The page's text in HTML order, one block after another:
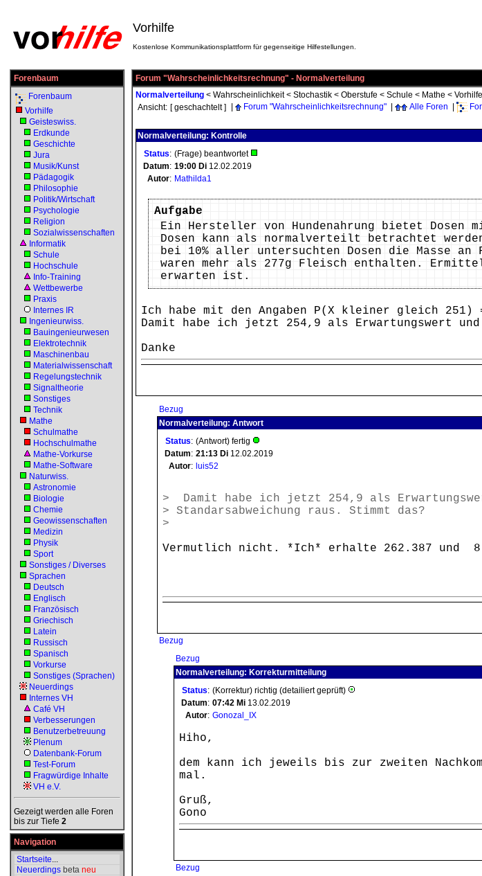
Vorhilfe
Kostenlose Kommunikationsplattform für gegenseitige Hilfestellungen.
Forenbaum
Forenbaum
Vorhilfe
Geisteswiss.
Erdkunde
Geschichte
Jura
Musik/Kunst
Pädagogik
Philosophie
Politik/Wirtschaft
Psychologie
Religion
Sozialwissenschaften
Informatik
Schule
Hochschule
Info-Training
Wettbewerbe
Praxis
Internes IR
Ingenieurwiss.
Bauingenieurwesen
Elektrotechnik
Maschinenbau
Materialwissenschaft
Regelungstechnik
Signaltheorie
Sonstiges
Technik
Mathe
Schulmathe
Hochschulmathe
Mathe-Vorkurse
Mathe-Software
Naturwiss.
Astronomie
Biologie
Chemie
Geowissenschaften
Medizin
Physik
Sport
Sonstiges / Diverses
Sprachen
Deutsch
Englisch
Französisch
Griechisch
Latein
Russisch
Spanisch
Vorkurse
Sonstiges (Sprachen)
Neuerdings
Internes VH
Café VH
Verbesserungen
Benutzerbetreuung
Plenum
Datenbank-Forum
Test-Forum
Fragwürdige Inhalte
VH e.V.
Gezeigt werden alle Foren
bis zur Tiefe 2
Navigation
Startseite...
Neuerdings beta neu
Forum "Wahrscheinlichkeitsrechnung" - Normalverteilung
Normalverteilung < Wahrscheinlichkeit< Stochastik < Oberstufe < Schule < Mathe < Vorhilfe
Ansicht: [ geschachtelt ] Forum "Wahrscheinlichkeitsrechnung" Alle Foren
Normalverteilung: Kontrolle
Status: (Frage) beantwortet
Datum: 19:00 Di 12.02.2019
Autor: Mathilda1
Aufgabe
Ein Hersteller von Hundenahrung bietet Dosen
Dosen kann als normalverteilt betrachtet
bei 10% aller untersuchten Dosen die Masse
waren mehr als 277g Fleisch enthalten.
erwarten ist.
Ich habe mit den Angaben P(X kleiner gleich
Damit habe ich jetzt 254,9 als Erwartungswert
Danke
Bezug
Normalverteilung: Antwort
Status: (Antwort) fertig
Datum: 21:13 Di 12.02.2019
Autor: luis52
> Damit habe ich jetzt 254,9 als
> Standarsabweichung raus. Stimmt das?
>
Vermutlich nicht. *Ich* erhalte 262.387 und
Bezug
Bezug
Normalverteilung: Korrekturmitteilung
Status: (Korrektur) richtig (detailiert geprüft)
Datum: 07:42 Mi 13.02.2019
Autor: Gonozal_IX
Hiho,
dem kann ich jeweils bis zur zweiten
mal.
Gruß,
Gono
Bezug